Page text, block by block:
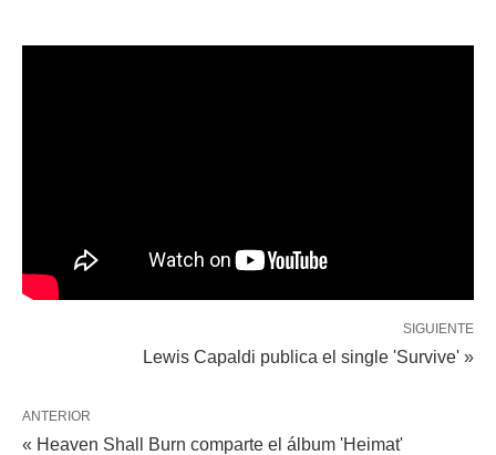
SIGUIENTE
Lewis Capaldi publica el single 'Survive' »
ANTERIOR
« Heaven Shall Burn comparte el álbum 'Heimat'